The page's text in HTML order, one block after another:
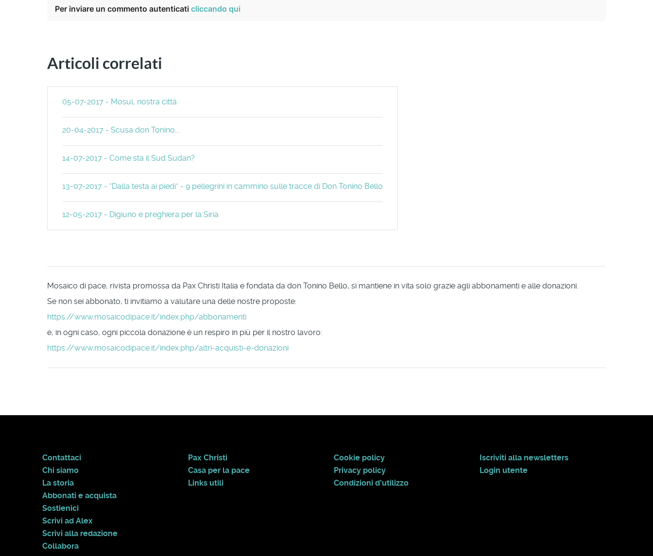
Per inviare un commento autenticati cliccando qui
Articoli correlati
05-07-2017 - Mosul, nostra città
20-04-2017 - Scusa don Tonino...
14-07-2017 - Come sta il Sud Sudan?
13-07-2017 - “Dalla testa ai piedi” - 9 pellegrini in cammino sulle tracce di Don Tonino Bello
12-05-2017 - Digiuno e preghiera per la Siria
Mosaico di pace, rivista promossa da Pax Christi Italia e fondata da don Tonino Bello, si mantiene in vita solo grazie agli abbonamenti e alle donazioni.
Se non sei abbonato, ti invitiamo a valutare una delle nostre proposte:
https://www.mosaicodipace.it/index.php/abbonamenti
e, in ogni caso, ogni piccola donazione è un respiro in più per il nostro lavoro:
https://www.mosaicodipace.it/index.php/altri-acquisti-e-donazioni
Contattaci
Chi siamo
La storia
Abbonati e acquista
Sostienici
Scrivi ad Alex
Scrivi alla redazione
Collabora
Pax Christi
Casa per la pace
Links utili
Cookie policy
Privacy policy
Condizioni d'utilizzo
Iscriviti alla newsletters
Login utente